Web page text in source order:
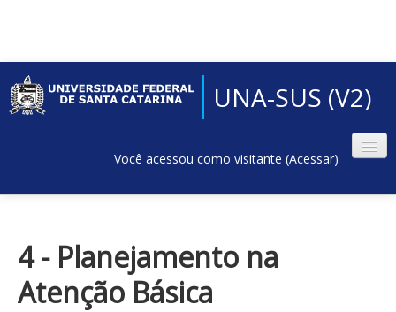
UNA-SUS (V2)
Você acessou como visitante (Acessar)
4 - Planejamento na
Atenção Básica